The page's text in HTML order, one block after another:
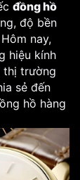
đồng hồ
độ bền
nay,
hiệu kính
thị trường
sẻ đến
hồ hàng